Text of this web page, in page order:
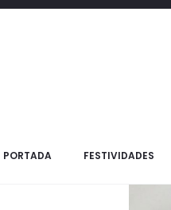
PORTADA FESTIVIDADES